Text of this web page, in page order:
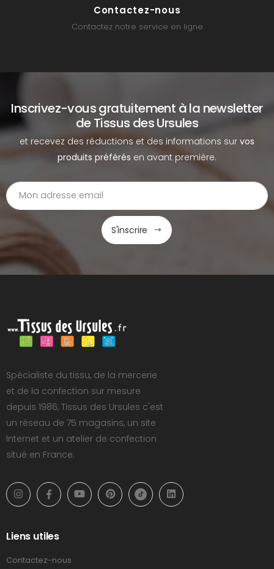
Contactez-nous
Contactez notre service en ligne
Inscrivez-vous gratuitement à la newsletter
de Tissus des Ursules
et recevez des réductions et des informations sur vos
produits préférés en avant première.
S'inscrire
Spécialiste du tissu, de la mercerie
et de la confection sur mesure
depuis 1986, Tissus des Ursules c'est
un réseau de 75 magasins, un site
Internet et un atelier de confection
situé en France.
Liens utiles
Contactez-nous